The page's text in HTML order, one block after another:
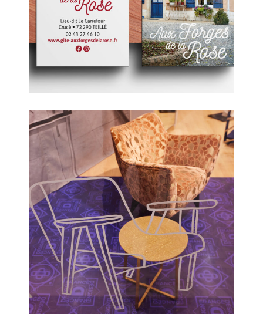
Aux Forges de la Rose
France Design Week Créapolis